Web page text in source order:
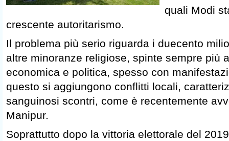
quali Modi
crescente autoritarismo.
Il problema più serio riguarda i duecento
altre minoranze religiose, spinte sempre più
economica e politica, spesso con
questo si aggiungono conflitti locali,
sanguinosi scontri, come è recentemente
Manipur.
Soprattutto dopo la vittoria elettorale del